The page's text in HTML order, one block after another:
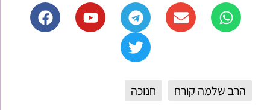
הרב שלמה קורח חנוכה